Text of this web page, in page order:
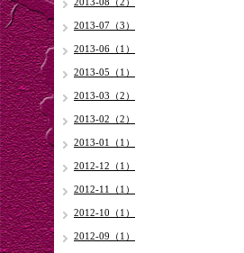
2013-07（3）
2013-06（1）
2013-05（1）
2013-03（2）
2013-02（2）
2013-01（1）
2012-12（1）
2012-11（1）
2012-10（1）
2012-09（1）